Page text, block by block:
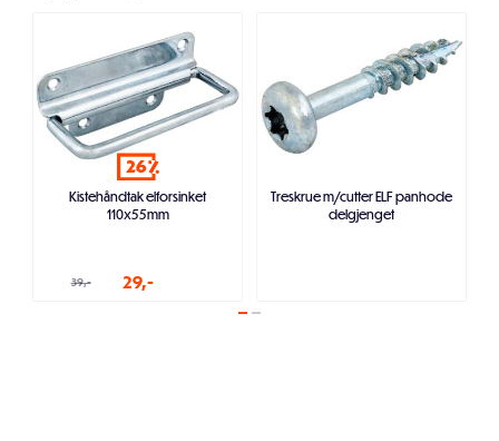
26
Kistehåndtak elforsinket
110x55mm
39,- 29,-
Treskrue m/cutter ELF panhode
delgjenget